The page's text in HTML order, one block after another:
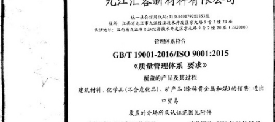
ISO9001 CHINESE VERSION - HUIRONG NEW
MATERIAL 2018